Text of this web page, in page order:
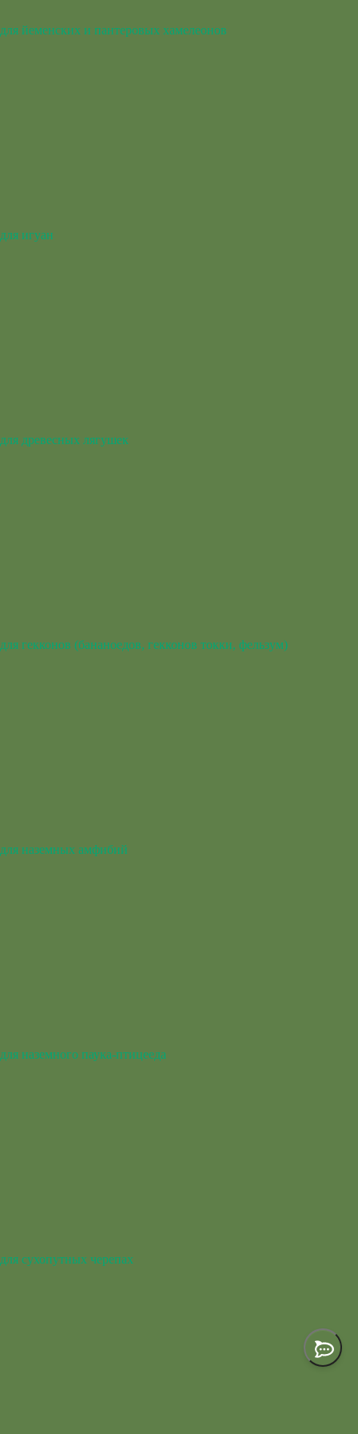
для йеменских и пантеровых хамелеонов
для игуан
для древесных лягушек
для гекконов (бананоедов, гекконов токки, фельзум)
для наземных амфибий
для наземного паука-птицееда
для сухопутных черепах